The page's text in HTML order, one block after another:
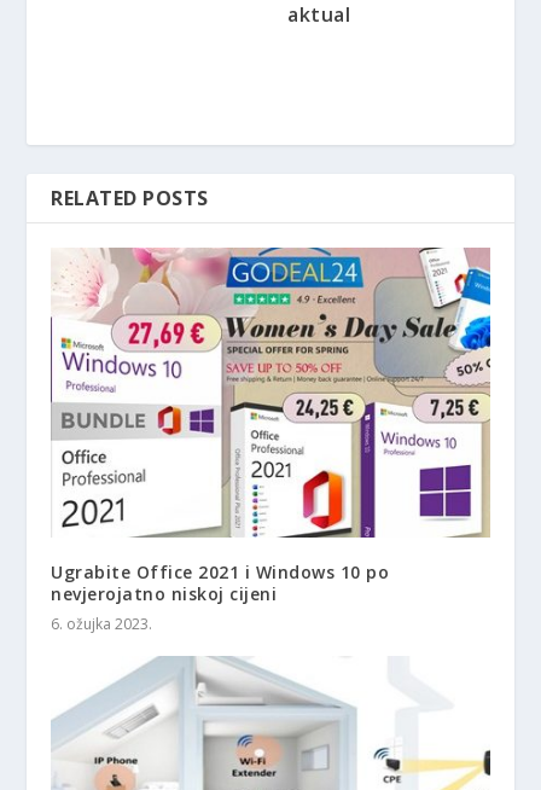
aktual
RELATED POSTS
Ugrabite Office 2021 i Windows 10 po
nevjerojatno niskoj cijeni
6. ožujka 2023.